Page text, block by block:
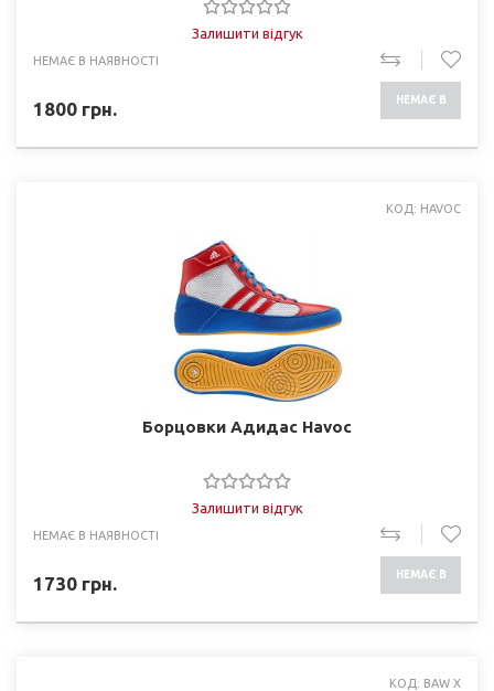
Залишити відгук
НЕМАЄ В НАЯВНОСТІ
1800 грн. НЕМАЄ В
КОД: HAVOC
Борцовки Адидас Havoc
Залишити відгук
НЕМАЄ В НАЯВНОСТІ
1730 грн. НЕМАЄ В
КОД: BAW X